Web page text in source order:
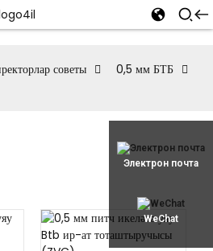
Электрон почта
WeChat
советы
0,5 мм БТБ